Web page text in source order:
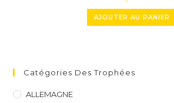
AJOUTER AU PANIER
Catégories Des Trophées
ALLEMAGNE